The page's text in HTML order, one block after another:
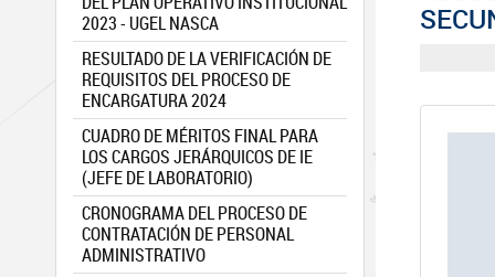
2023 - UGEL NASCA
RESULTADO DE LA VERIFICACIÓN DE
REQUISITOS DEL PROCESO DE
ENCARGATURA 2024
CUADRO DE MÉRITOS FINAL PARA
LOS CARGOS JERÁRQUICOS DE IE
(JEFE DE LABORATORIO)
CRONOGRAMA DEL PROCESO DE
CONTRATACIÓN DE PERSONAL
ADMINISTRATIVO